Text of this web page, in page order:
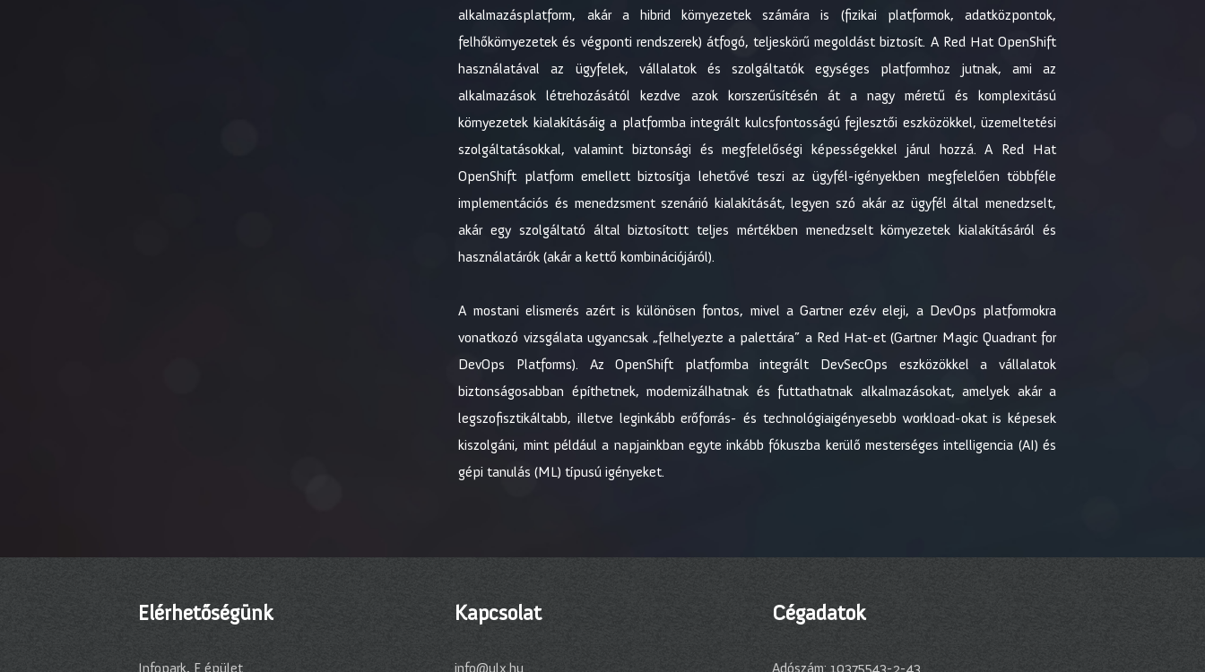
alkalmazásplatform, akár a hibrid környezetek számára is (fizikai platformok, adatközpontok,
felhőkörnyezetek és végponti rendszerek) átfogó, teljeskörű megoldást biztosít. A Red Hat OpenShift
használatával az ügyfelek, vállalatok és szolgáltatók egységes platformhoz jutnak, ami az
alkalmazások létrehozásától kezdve azok korszerűsítésén át a nagy méretű és komplexitású
környezetek kialakításáig a platformba integrált kulcsfontosságú fejlesztői eszközökkel, üzemeltetési
szolgáltatásokkal, valamint biztonsági és megfelelőségi képességekkel járul hozzá. A Red Hat
OpenShift platform emellett biztosítja lehetővé teszi az ügyfél-igényekben megfelelően többféle
implementációs és menedzsment szenárió kialakítását, legyen szó akár az ügyfél által menedzselt,
akár egy szolgáltató által biztosított teljes mértékben menedzselt környezetek kialakításáról és
használatárók (akár a kettő kombinációjáról).
A mostani elismerés azért is különösen fontos, mivel a Gartner ezév eleji, a DevOps platformokra
vonatkozó vizsgálata ugyancsak „felhelyezte a palettára” a Red Hat-et (Gartner Magic Quadrant for
DevOps Platforms). Az OpenShift platformba integrált DevSecOps eszközökkel a vállalatok
biztonságosabban építhetnek, modernizálhatnak és futtathatnak alkalmazásokat, amelyek akár a
legszofisztikáltabb, illetve leginkább erőforrás- és technológiaigényesebb workload-okat is képesek
kiszolgáni, mint például a napjainkban egyte inkább fókuszba kerülő mesterséges intelligencia (AI) és
gépi tanulás (ML) típusú igényeket.
Elérhetőségünk
Infopark, E épület
Kapcsolat
info@ulx.hu
Cégadatok
Adószám: 10375543-2-43